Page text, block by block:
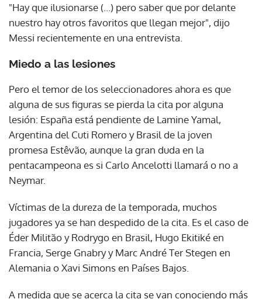
"Hay que ilusionarse (...) pero saber que por delante
nuestro hay otros favoritos que llegan mejor", dijo
Messi recientemente en una entrevista.
Miedo a las lesiones
Pero el temor de los seleccionadores ahora es que
alguna de sus figuras se pierda la cita por alguna
lesión: España está pendiente de Lamine Yamal,
Argentina del Cuti Romero y Brasil de la joven
promesa Estêvão, aunque la gran duda en la
pentacampeona es si Carlo Ancelotti llamará o no a
Neymar.
Víctimas de la dureza de la temporada, muchos
jugadores ya se han despedido de la cita. Es el caso de
Éder Militão y Rodrygo en Brasil, Hugo Ekitiké en
Francia, Serge Gnabry y Marc André Ter Stegen en
Alemania o Xavi Simons en Países Bajos.
A medida que se acerca la cita se van conociendo más